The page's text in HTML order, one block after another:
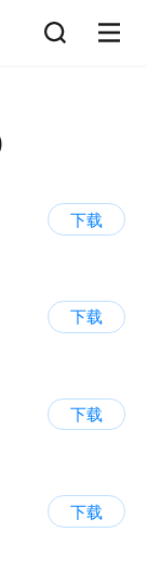
下载
下载
下载
下载